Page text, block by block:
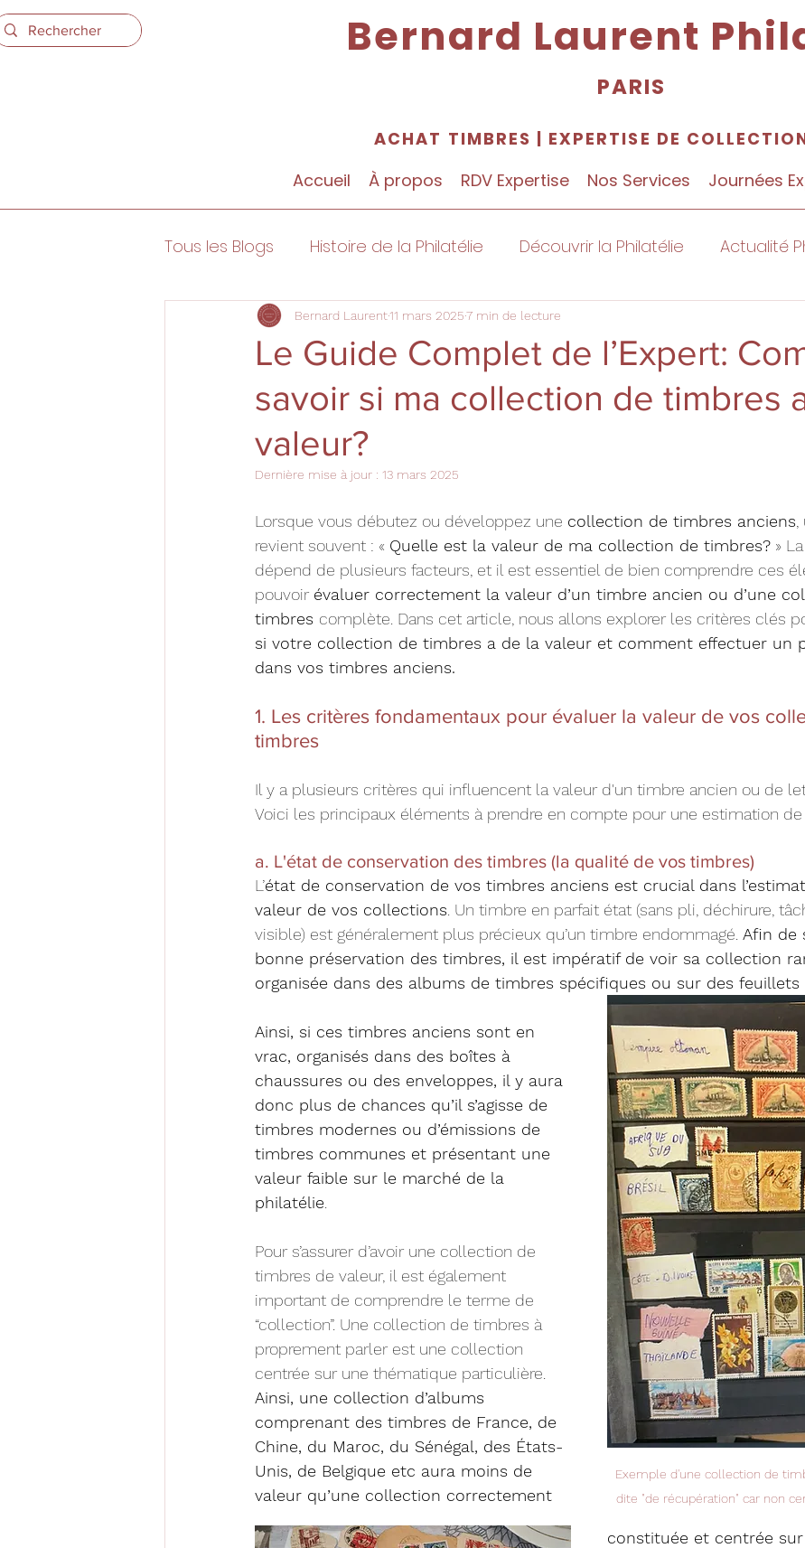
Bernard Laurent
PARIS
ACHAT TIMBRES | EXPERTISE DE
Accueil
À propos RDV Expertise Nos Services Journées
Tous les Blogs Histoire de la Philatélie Découvrir la Philatélie Actualité
Expertise Philatélique
Le Guide Complet de l’Expert:
savoir si ma collection de timbres
valeur?
Bernard Laurent11 mars 20257 min de lecture
Dernière mise à jour : 13 mars 2025
Lorsque vous débutez ou développez une collection de timbres anciens
revient souvent : « Quelle est la valeur de ma collection de timbres? »
dépend de plusieurs facteurs, et il est essentiel de bien comprendre ces
pouvoir évaluer correctement la valeur d’un timbre ancien ou d’une
timbres complète. Dans cet article, nous allons explorer les critères clés
si votre collection de timbres a de la valeur et comment effectuer un
dans vos timbres anciens.
1. Les critères fondamentaux pour évaluer la valeur de vos
timbres
Il y a plusieurs critères qui influencent la valeur d'un timbre ancien ou de
Voici les principaux éléments à prendre en compte pour une estimation de
a. L'état de conservation des timbres (la qualité de vos timbres)
L’état de conservation de vos timbres anciens est crucial dans
valeur de vos collections . Un timbre en parfait état (sans pli, déchirure,
visible) est généralement plus précieux qu’un timbre endommagé. Afin de
bonne préservation des timbres, il est impératif de voir sa collection
organisée dans des albums de timbres spécifiques ou sur des
Exemple d'une collection de
dite "de récupération" car non
Ainsi, si ces timbres anciens sont en
vrac, organisés dans des boîtes à
chaussures ou des enveloppes, il y aura
donc plus de chances qu’il s’agisse de
timbres modernes ou d’émissions de
timbres communes et présentant une
valeur faible sur le marché de la
philatélie
Pour s’assurer d’avoir une collection de
timbres de valeur, il est également
important de comprendre le terme de
“collection”. Une collection de timbres à
proprement parler est une collection
centrée sur une thématique particulière.
Ainsi, une collection d’albums
comprenant des timbres de France, de
Chine, du Maroc, du Sénégal, des États-
Unis, de Belgique etc aura moins de
valeur qu’une collection correctement
constituée et centrée